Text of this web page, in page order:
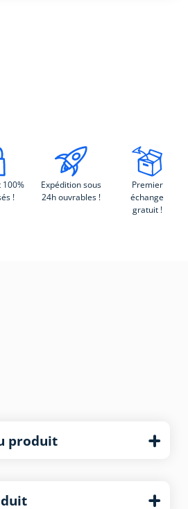
100%
!
Expédition sous
24h ouvrables !
Premier
échange
gratuit !
produit